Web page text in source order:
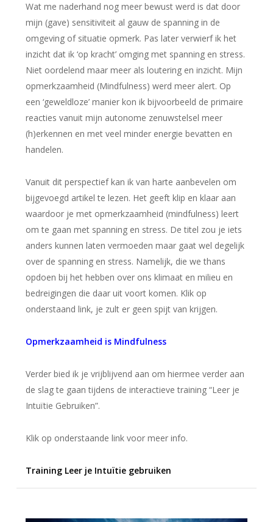
Wat me naderhand nog meer bewust werd is dat door
mijn (gave) sensitiviteit al gauw de spanning in de
omgeving of situatie opmerk. Pas later verwierf ik het
inzicht dat ik ‘op kracht’ omging met spanning en stress.
Niet oordelend maar meer als loutering en inzicht. Mijn
opmerkzaamheid (Mindfulness) werd meer alert. Op
een ‘geweldloze’ manier kon ik bijvoorbeeld de primaire
reacties vanuit mijn autonome zenuwstelsel meer
(h)erkennen en met veel minder energie bevatten en
handelen.
Vanuit dit perspectief kan ik van harte aanbevelen om
bijgevoegd artikel te lezen. Het geeft klip en klaar aan
waardoor je met opmerkzaamheid (mindfulness) leert
om te gaan met spanning en stress. De titel zou je iets
anders kunnen laten vermoeden maar gaat wel degelijk
over de spanning en stress. Namelijk, die we thans
opdoen bij het hebben over ons klimaat en milieu en
bedreigingen die daar uit voort komen. Klik op
onderstaand link, je zult er geen spijt van krijgen.
Opmerkzaamheid is Mindfulness
Verder bied ik je vrijblijvend aan om hiermee verder aan
de slag te gaan tijdens de interactieve training “Leer je
Intuïtie Gebruiken”.
Klik op onderstaande link voor meer info.
Training Leer je Intuïtie gebruiken